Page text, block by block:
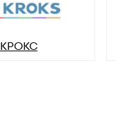
КРОКС